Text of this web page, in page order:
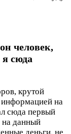
человек,
сюда
крутой
на
сюда первый
на данный